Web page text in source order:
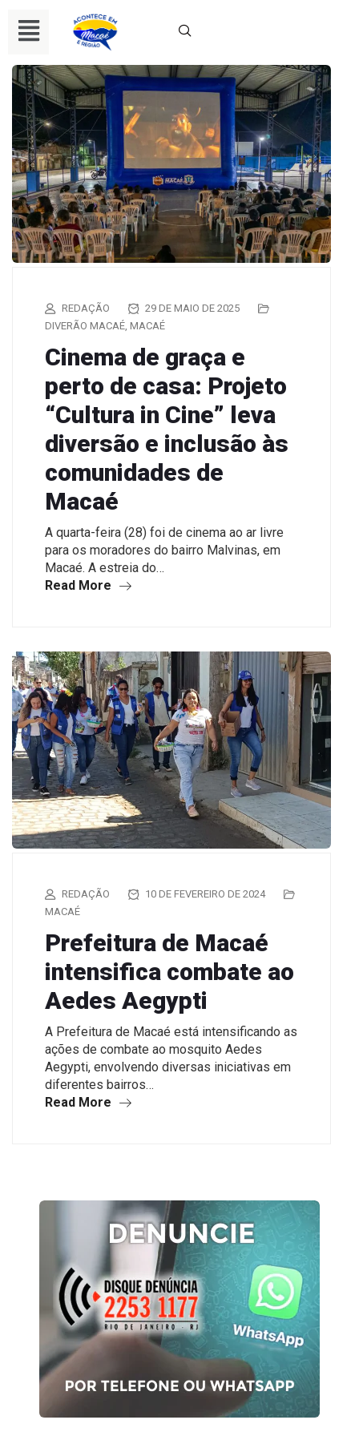
REDAÇÃO
29 DE MAIO DE 2025
DIVERÃO MACAÉ MACAÉ
Cinema de graça e
perto de casa: Projeto
“Cultura in Cine” leva
diversão e inclusão às
comunidades de
Macaé
A quarta-feira (28) foi de cinema ao ar livre
para os moradores do bairro Malvinas, em
Macaé. A estreia do…
Read More
REDAÇÃO
10 DE FEVEREIRO DE 2024
MACAÉ
Prefeitura de Macaé
intensifica combate ao
Aedes Aegypti
A Prefeitura de Macaé está intensificando as
ações de combate ao mosquito Aedes
Aegypti, envolvendo diversas iniciativas em
diferentes bairros…
Read More